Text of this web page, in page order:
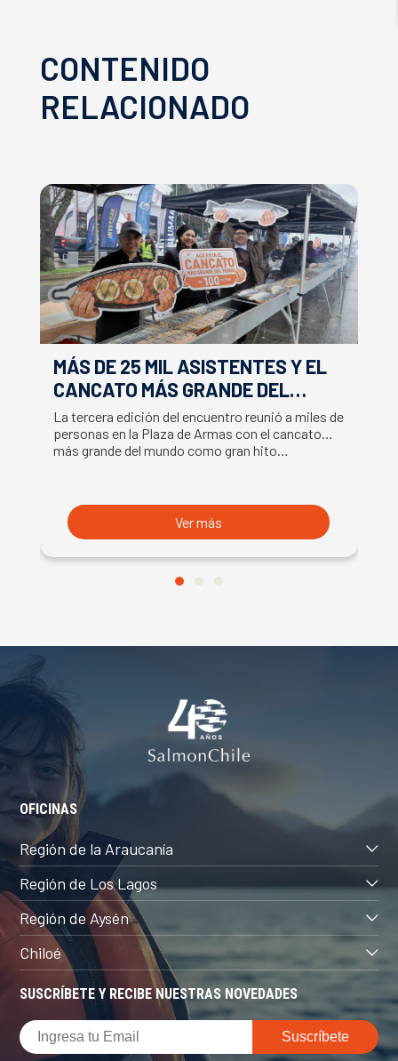
CONTENIDO
RELACIONADO
MÁS DE 25 MIL ASISTENTES Y EL
CANCATO MÁS GRANDE DEL
MUNDO MARCAN EXITOSO CIERRE
DE LA SEMANA DEL SALMÓN
La tercera edición del encuentro reunió a miles de
personas en la Plaza de Armas con el cancato
más grande del mundo como gran hito…
Ver más
SUSCRÍBETE Y RECIBE NUESTRAS NOVEDADES
OFICINAS
Región de la Araucanía
Región de Los Lagos
Región de Aysén
Chiloé